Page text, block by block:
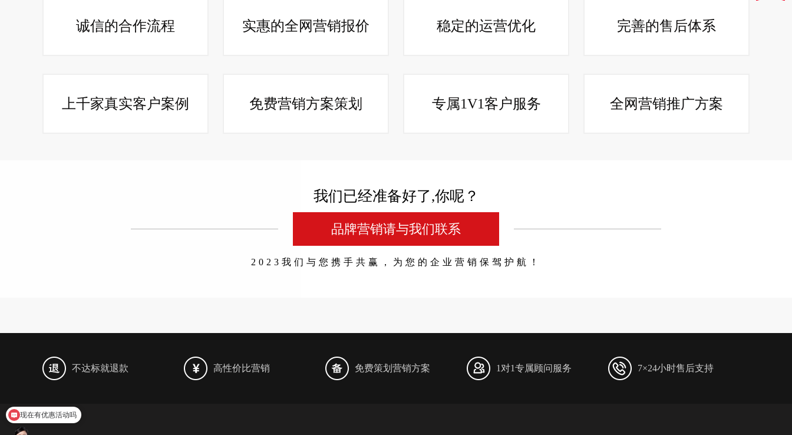
诚信的合作流程 实惠的全网营销报价 稳定的运营优化 完善的售后体系
上千家真实客户案例 免费营销方案策划 专属1V1客户服务 全网营销推广方案
我们已经准备好了,你呢？
品牌营销请与我们联系
2023我们与您携手共赢，为您的企业营销保驾护航！
不达标就退款 高性价比营销 免费策划营销方案 1对1专属顾问服务 7×24小时售后支持
可以介绍下你们的产品么